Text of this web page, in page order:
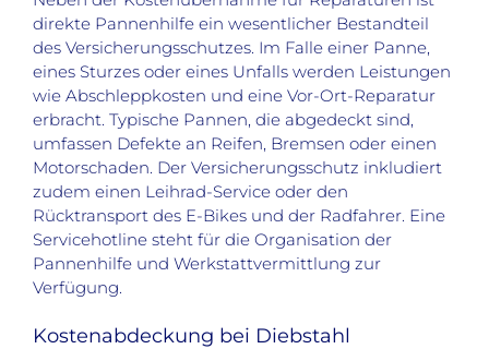
direkte Pannenhilfe ein wesentlicher Bestandteil
des Versicherungsschutzes. Im Falle einer Panne,
eines Sturzes oder eines Unfalls werden Leistungen
wie Abschleppkosten und eine Vor-Ort-Reparatur
erbracht. Typische Pannen, die abgedeckt sind,
umfassen Defekte an Reifen, Bremsen oder einen
Motorschaden. Der Versicherungsschutz inkludiert
zudem einen Leihrad-Service oder den
Rücktransport des E-Bikes und der Radfahrer. Eine
Servicehotline steht für die Organisation der
Pannenhilfe und Werkstattvermittlung zur
Verfügung.
Kostenabdeckung bei Diebstahl